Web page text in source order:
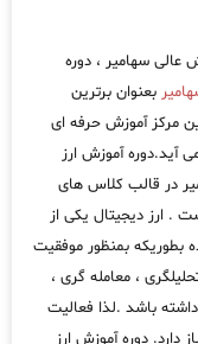
عالی سهامیر ، دوره
بعنوان برترین
مرکز آموزش حرفه ای
آید.دوره آموزش ارز
در قالب کلاس های
. ارز دیجیتال یکی از
بطوریکه بمنظور موفقیت
، معامله گری ،
باشد .لذا فعالیت
دارد. دوره آموزش ارز